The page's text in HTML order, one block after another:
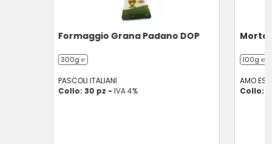
Formaggio Grana Padano DOP
300g ℮
PASCOLI ITALIANI
Collo: 30 pz - IVA 4%
100g ℮
AMO
Collo: